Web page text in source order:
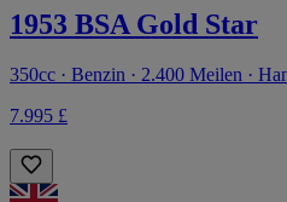
1953 BSA Gold Star
350cc · Benzin · 2.400 Meilen ·
7.995 £